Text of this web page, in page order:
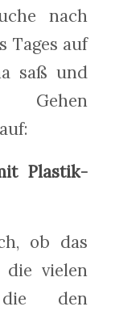
nach
Tages auf
saß und
Gehen
Plastik-
ob das
vielen
die den